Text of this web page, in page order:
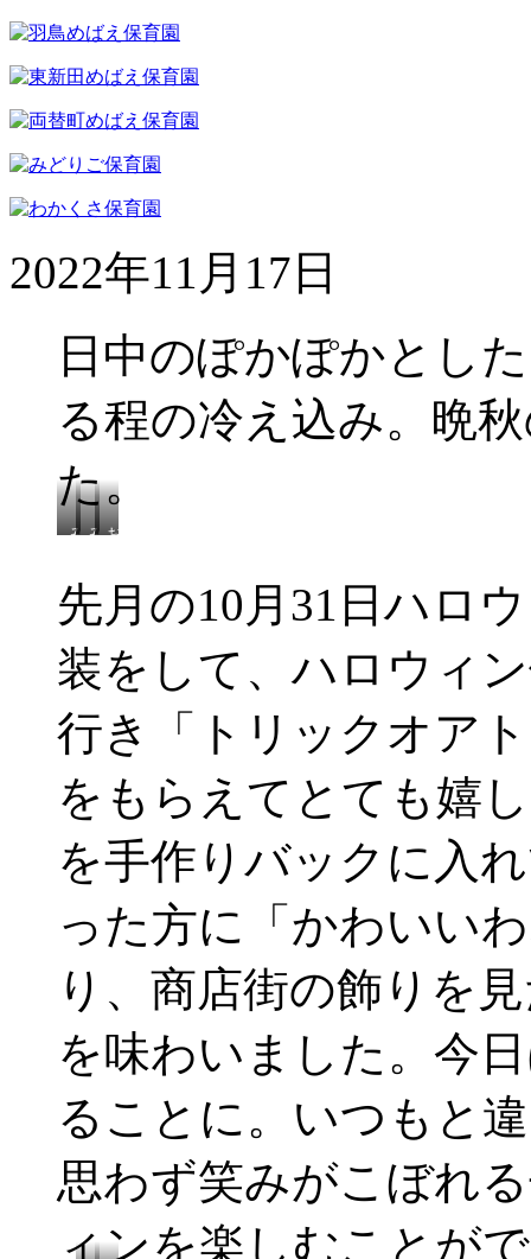
2022年11月17日
日中のぽかぽかとし
る程の冷え込み。晩
た。
み
て
～
み
で
砂
び
お
ぽ
か
か
気
持
ち
良
い
ね
～
先月の10月31日ハロ
装をして、ハロウィ
行き「トリックオア
をもらえてとても嬉
を手作りバックに入
った方に「かわいい
り、商店街の飾りを
を味わいました。今
ることに。いつもと
思わず笑みがこぼれ
ィンを楽しむことが